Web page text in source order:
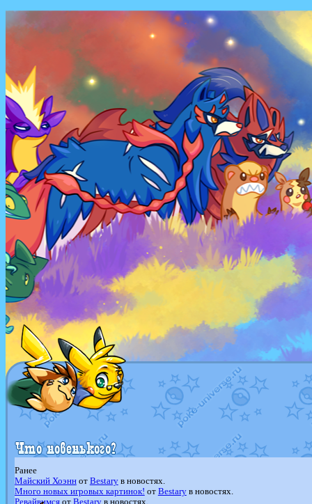
Ранее
Майский Хоэннот Bestaryв новостях.
Много новых игровых картинок! от Bestaryв новостях.
Ревайвимсяот Bestaryв новостях.